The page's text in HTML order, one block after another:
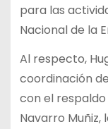
para las
Nacional de la
Al respecto,
coordinación
con el
Navarro Muñiz,